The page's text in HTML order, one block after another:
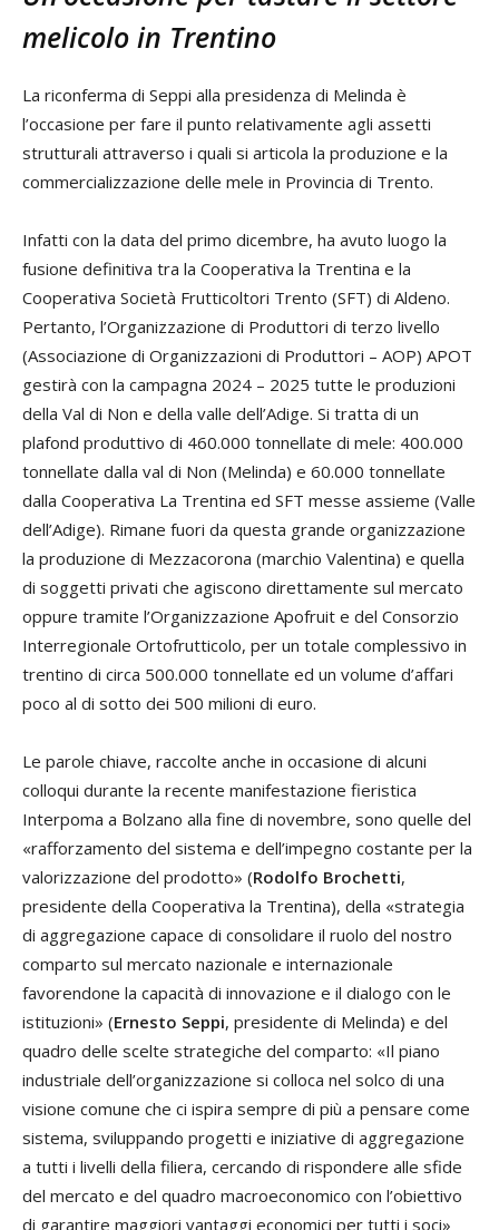
melicolo in Trentino
La riconferma di Seppi alla presidenza di Melinda è
l’occasione per fare il punto relativamente agli assetti
strutturali attraverso i quali si articola la produzione e la
commercializzazione delle mele in Provincia di Trento.
Infatti con la data del primo dicembre, ha avuto luogo la
fusione definitiva tra la Cooperativa la Trentina e la
Cooperativa Società Frutticoltori Trento (SFT) di Aldeno.
Pertanto, l’Organizzazione di Produttori di terzo livello
(Associazione di Organizzazioni di Produttori – AOP) APOT
gestirà con la campagna 2024 – 2025 tutte le produzioni
della Val di Non e della valle dell’Adige. Si tratta di un
plafond produttivo di 460.000 tonnellate di mele: 400.000
tonnellate dalla val di Non (Melinda) e 60.000 tonnellate
dalla Cooperativa La Trentina ed SFT messe assieme (Valle
dell’Adige). Rimane fuori da questa grande organizzazione
la produzione di Mezzacorona (marchio Valentina) e quella
di soggetti privati che agiscono direttamente sul mercato
oppure tramite l’Organizzazione Apofruit e del Consorzio
Interregionale Ortofrutticolo, per un totale complessivo in
trentino di circa 500.000 tonnellate ed un volume d’affari
poco al di sotto dei 500 milioni di euro.
Le parole chiave, raccolte anche in occasione di alcuni
colloqui durante la recente manifestazione fieristica
Interpoma a Bolzano alla fine di novembre, sono quelle del
«rafforzamento del sistema e dell’impegno costante per la
valorizzazione del prodotto» (Rodolfo Brochetti,
presidente della Cooperativa la Trentina), della «strategia
di aggregazione capace di consolidare il ruolo del nostro
comparto sul mercato nazionale e internazionale
favorendone la capacità di innovazione e il dialogo con le
istituzioni» (Ernesto Seppi, presidente di Melinda) e del
quadro delle scelte strategiche del comparto: «Il piano
industriale dell’organizzazione si colloca nel solco di una
visione comune che ci ispira sempre di più a pensare come
sistema, sviluppando progetti e iniziative di aggregazione
a tutti i livelli della filiera, cercando di rispondere alle sfide
del mercato e del quadro macroeconomico con l’obiettivo
di garantire maggiori vantaggi economici per tutti i soci»